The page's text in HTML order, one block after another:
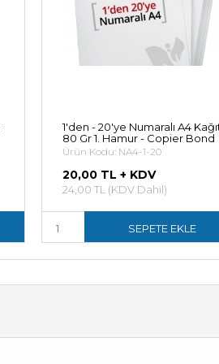
1'den - 20'ye Numaralı A4
80 Gr 1. Hamur - Copier Bond
Ürün Kodu: NA4-1-20
20,00 TL + KDV
24,00 TL (KDV Dahil)
SEPETE EKLE